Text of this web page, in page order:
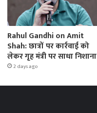
Rahul Gandhi on Amit
Shah: छात्रों पर कार्रवाई को
लेकर गृह मंत्री पर साधा निशाना
2 days ago